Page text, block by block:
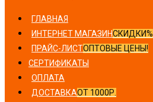
ГЛАВНАЯ
ИНТЕРНЕТ МАГАЗИНСКИДКИ%
ПРАЙС-ЛИСТОПТОВЫЕ ЦЕНЫ!
СЕРТИФИКАТЫ
ОПЛАТА
ДОСТАВКАОТ 1000Р.